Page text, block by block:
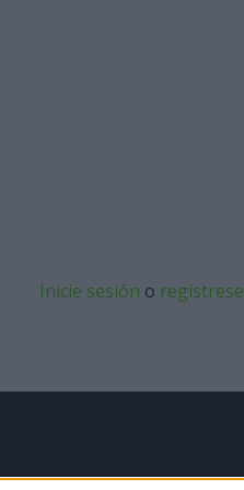
Inicie sesión o regístrese